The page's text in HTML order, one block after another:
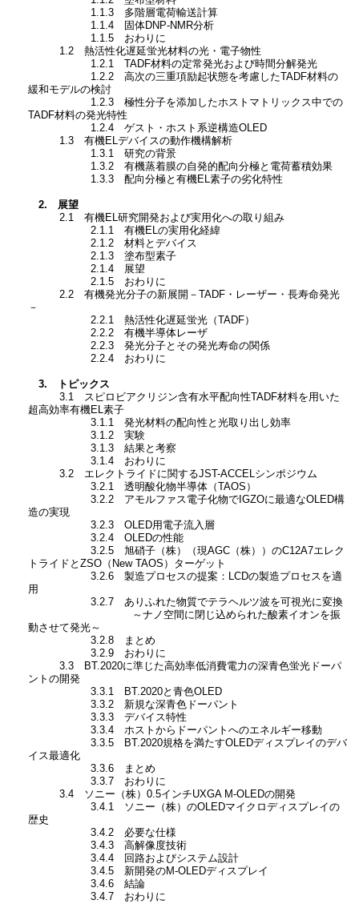
1.1.3 多階層電荷輸送計算
1.1.4 固体DNP-NMR分析
1.1.5 おわりに
1.2 熱活性化遅延蛍光材料の光・電子物性
1.2.1 TADF材料の定常発光および時間分解発光
1.2.2 高次の三重項励起状態を考慮したTADF材料の
緩和モデルの検討
1.2.3 極性分子を添加したホストマトリックス中での
TADF材料の発光特性
1.2.4 ゲスト・ホスト系逆構造OLED
1.3 有機ELデバイスの動作機構解析
1.3.1 研究の背景
1.3.2 有機蒸着膜の自発的配向分極と電荷蓄積効果
1.3.3 配向分極と有機EL素子の劣化特性
2. 展望
2.1 有機EL研究開発および実用化への取り組み
2.1.1 有機ELの実用化経緯
2.1.2 材料とデバイス
2.1.3 塗布型素子
2.1.4 展望
2.1.5 おわりに
2.2 有機発光分子の新展開－TADF・レーザー・長寿命発光
－
2.2.1 熱活性化遅延蛍光（TADF）
2.2.2 有機半導体レーザ
2.2.3 発光分子とその発光寿命の関係
2.2.4 おわりに
3. トピックス
3.1 スピロビアクリジン含有水平配向性TADF材料を用いた
超高効率有機EL素子
3.1.1 発光材料の配向性と光取り出し効率
3.1.2 実験
3.1.3 結果と考察
3.1.4 おわりに
3.2 エレクトライドに関するJST-ACCELシンポジウム
3.2.1 透明酸化物半導体（TAOS）
3.2.2 アモルファス電子化物でIGZOに最適なOLED構
造の実現
3.2.3 OLED用電子流入層
3.2.4 OLEDの性能
3.2.5 旭硝子（株）（現AGC（株））のC12A7エレク
トライドとZSO（New TAOS）ターゲット
3.2.6 製造プロセスの提案：LCDの製造プロセスを適
用
3.2.7 ありふれた物質でテラヘルツ波を可視光に変換
～ナノ空間に閉じ込められた酸素イオンを振
動させて発光～
3.2.8 まとめ
3.2.9 おわりに
3.3 BT.2020に準じた高効率低消費電力の深青色蛍光ドーパ
ントの開発
3.3.1 BT.2020と青色OLED
3.3.2 新規な深青色ドーパント
3.3.3 デバイス特性
3.3.4 ホストからドーパントへのエネルギー移動
3.3.5 BT.2020規格を満たすOLEDディスプレイのデバ
イス最適化
3.3.6 まとめ
3.3.7 おわりに
3.4 ソニー（株）0.5インチUXGA M-OLEDの開発
3.4.1 ソニー（株）のOLEDマイクロディスプレイの
歴史
3.4.2 必要な仕様
3.4.3 高解像度技術
3.4.4 回路およびシステム設計
3.4.5 新開発のM-OLEDディスプレイ
3.4.6 結論
3.4.7 おわりに